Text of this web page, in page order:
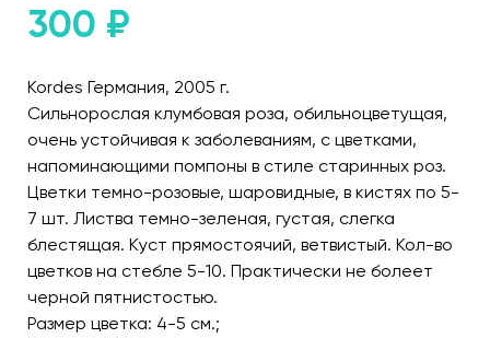
300 ₽
Kordes Германия, 2005 г.
Сильнорослая клумбовая роза, обильноцветущая,
очень устойчивая к заболеваниям, с цветками,
напоминающими помпоны в стиле старинных роз.
Цветки темно-розовые, шаровидные, в кистях по 5-
7 шт. Листва темно-зеленая, густая, слегка
блестящая. Куст прямостоячий, ветвистый. Кол-во
цветков на стебле 5-10. Практически не болеет
черной пятнистостью.
Размер цветка: 4-5 см.;